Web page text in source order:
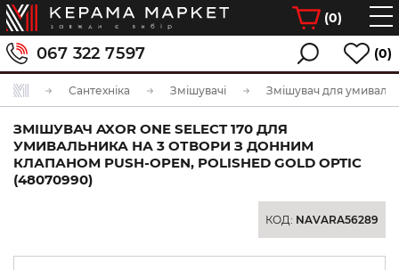
(0)
067 322 7597 (0)
Сантехніка Змішувачі Змішувач для
ЗМІШУВАЧ AXOR ONE SELECT 170 ДЛЯ
УМИВАЛЬНИКА НА 3 ОТВОРИ З ДОННИМ
КЛАПАНОМ PUSH-OPEN, POLISHED GOLD OPTIC
(48070990)
КОД: NAVARA56289